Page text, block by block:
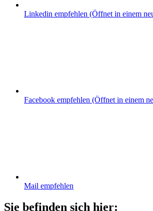
Linkedin empfehlen (Öffnet in einem
Facebook empfehlen (Öffnet in einem
Mail empfehlen
Sie befinden sich hier: